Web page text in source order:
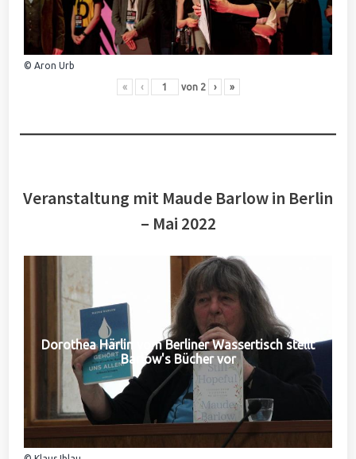
© Aron Urb
« ‹ von 2 › »
Veranstaltung mit Maude Barlow in Berlin
– Mai 2022
Dorothea Härlin vom Berliner Wassertisch stellt
Barlow's Bücher vor